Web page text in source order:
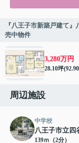
『八王子市新築戸建て
売中物件
3,280万円
28.10坪
周辺施設
中学校
八王子市立四
139ｍ（2分）